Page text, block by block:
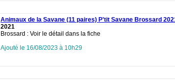
Animaux de la Savane (11 paires) P'tit Savane Brossard
2021
Brossard : Voir le détail dans la fiche
Ajouté le 16/08/2023 à 10h29